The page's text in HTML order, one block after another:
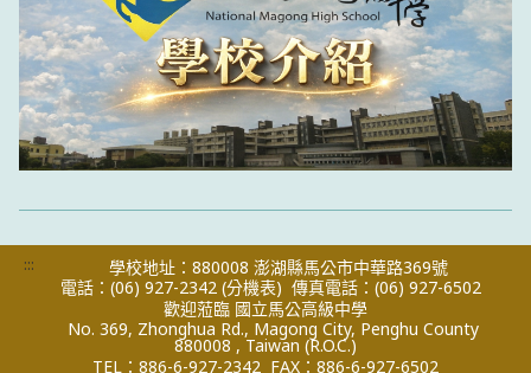
:::
學校地址：880008 澎湖縣馬公市中華路369號
電話：(06) 927-2342 (分機表) 傳真電話：(06) 927-6502
歡迎蒞臨 國立馬公高級中學
No. 369, Zhonghua Rd., Magong City, Penghu County
880008 , Taiwan (R.O.C.)
TEL：886-6-927-2342 FAX：886-6-927-6502